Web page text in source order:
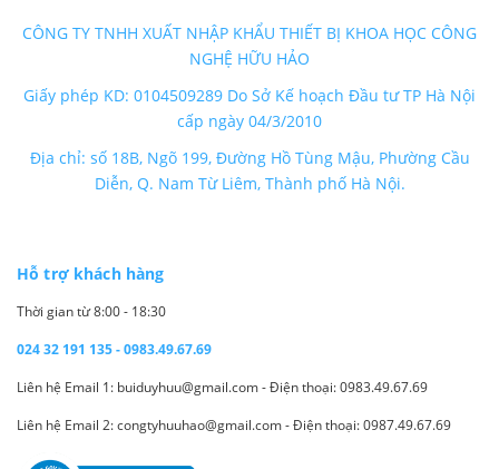
CÔNG TY TNHH XUẤT NHẬP KHẨU THIẾT BỊ KHOA HỌC CÔNG
NGHỆ HỮU HẢO
Giấy phép KD: 0104509289 Do Sở Kế hoạch Đầu tư TP Hà Nội
cấp ngày 04/3/2010
Địa chỉ: số 18B, Ngõ 199, Đường Hồ Tùng Mậu, Phường Cầu
Diễn, Q. Nam Từ Liêm, Thành phố Hà Nội.
Hỗ trợ khách hàng
Thời gian từ 8:00 - 18:30
024 32 191 135 - 0983.49.67.69
Liên hệ Email 1: buiduyhuu@gmail.com - Điện thoại: 0983.49.67.69
Liên hệ Email 2: congtyhuuhao@gmail.com - Điện thoại: 0987.49.67.69